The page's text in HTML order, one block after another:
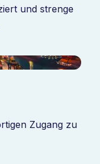
und strenge
Zugang zu